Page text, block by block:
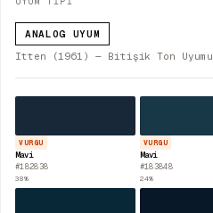
ANALOG UYUM
Itten (1961) — Bitişik Ton Uyumu
VURGU
Mavi
#182838
38%
VURGU
Mavi
#183848
24%